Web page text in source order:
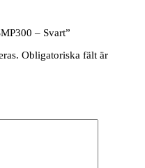
– Svart”
Obligatoriska fält är